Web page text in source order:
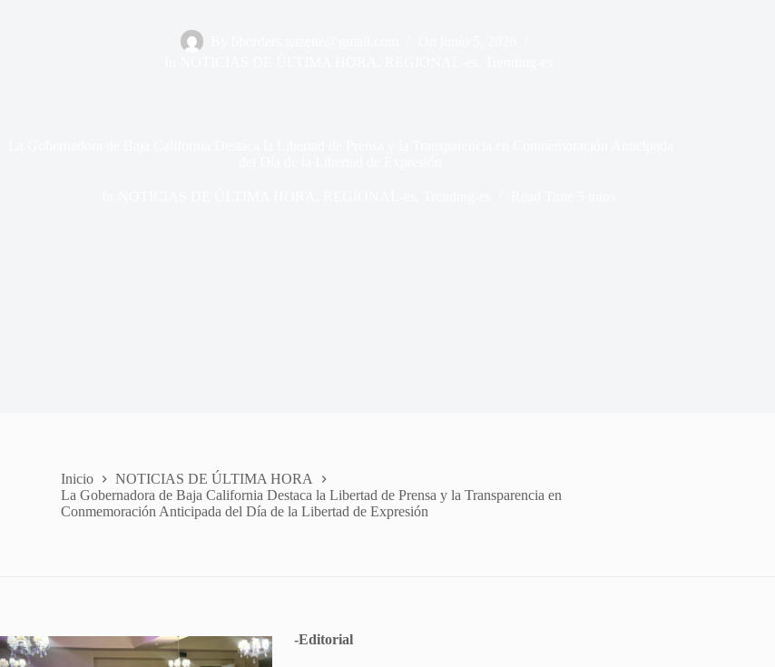
Inicio
NOTICIAS DE ÚLTIMA HORA
La Gobernadora de Baja California Destaca la Libertad de Prensa y la Transparencia en
Conmemoración Anticipada del Día de la Libertad de Expresión
-Editorial